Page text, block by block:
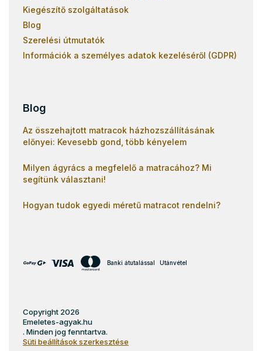
Kiegészítő szolgáltatások
Blog
Szerelési útmutatók
Információk a személyes adatok kezeléséről (GDPR)
Blog
Az összehajtott matracok házhozszállításának
előnyei: Kevesebb gond, több kényelem
Milyen ágyrács a megfelelő a matracához? Mi
segítünk választani!
Hogyan tudok egyedi méretű matracot rendelni?
Banki átutalással Utánvétel
Copyright 2026
Emeletes-agyak.hu
. Minden jog fenntartva.
Süti beállítások szerkesztése